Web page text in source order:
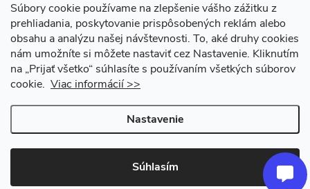
Súbory cookie používame na zlepšenie vášho zážitku z
prehliadania, poskytovanie prispôsobených reklám alebo
obsahu a analýzu našej návštevnosti. To, aké druhy cookies
nám umožníte si môžete nastaviť cez Nastavenie. Kliknutím
na „Prijať všetko“ súhlasíte s používaním všetkých súborov
cookie. Viac informácií >>
Nastavenie
Súhlasím
Copyright 2026Život s bicyklom. Všetky práva vyhradené.Upraviť
nastavenie cookies